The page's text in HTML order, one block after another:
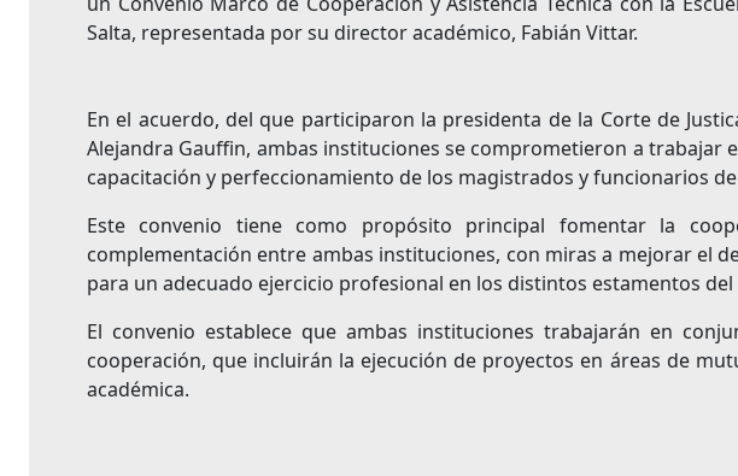
Salta, representada por su director académico, Fabián Vittar.
En el acuerdo, del que participaron la presidenta de la Corte de
Alejandra Gauffin, ambas instituciones se comprometieron a trabajar
capacitación y perfeccionamiento de los magistrados y funcionarios
Este convenio tiene como propósito principal fomentar la
complementación entre ambas instituciones, con miras a mejorar el
para un adecuado ejercicio profesional en los distintos estamentos del
El convenio establece que ambas instituciones trabajarán en
cooperación, que incluirán la ejecución de proyectos en áreas de
académica.